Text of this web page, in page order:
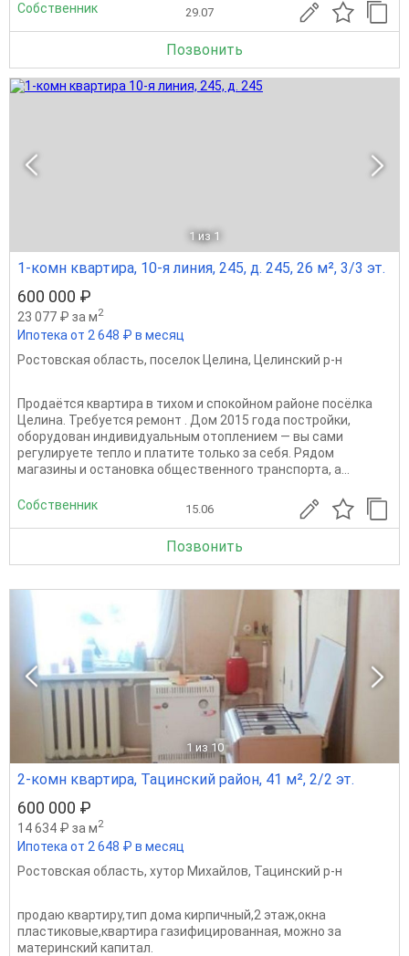
Собственник 29.07
Позвонить
1 из 1
1-комн квартира, 10-я линия, 245, д. 245, 26 м², 3/3 эт.
600 000 ₽
23 077 ₽ за м2
Ипотека от 2 648 ₽ в месяц
Ростовская область, поселок Целина, Целинский р-н
Продаётся квартира в тихом и спокойном районе посёлка
Целина. Требуется ремонт . Дом 2015 года постройки,
оборудован индивидуальным отоплением — вы сами
регулируете тепло и платите только за себя. Рядом
магазины и остановка общественного транспорта, а...
Собственник 15.06
Позвонить
1 из 10
2-комн квартира, Тацинский район, 41 м², 2/2 эт.
600 000 ₽
14 634 ₽ за м2
Ипотека от 2 648 ₽ в месяц
Ростовская область, хутор Михайлов, Тацинский р-н
продаю квартиру,тип дома кирпичный,2 этаж,окна
пластиковые,квартира газифицированная, можно за
материнский капитал.